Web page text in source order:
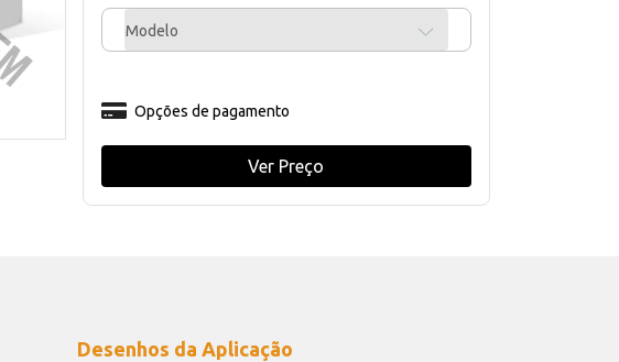
Modelo
Opções de pagamento
Ver Preço
Desenhos da Aplicação